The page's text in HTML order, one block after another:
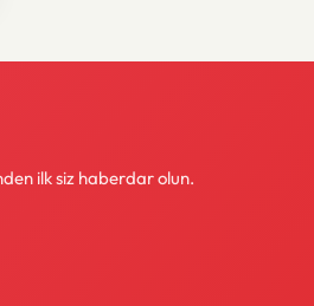
ilk siz haberdar olun.